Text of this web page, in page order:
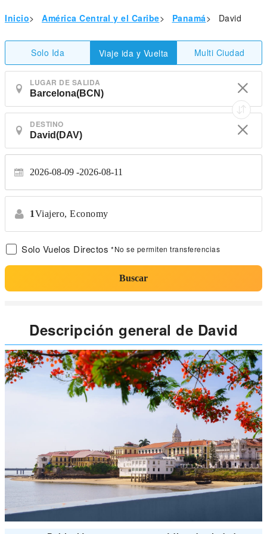
Inicio> América Central y el Caribe> Panamá> David
Solo Ida Viaje ida y Vuelta Multi Ciudad
LUGAR DE SALIDA
DESTINO
2026-08-09 2026-08-11
1Viajero, Economy
Solo Vuelos Directos *No se permiten transferencias
Buscar
Descripción general de David